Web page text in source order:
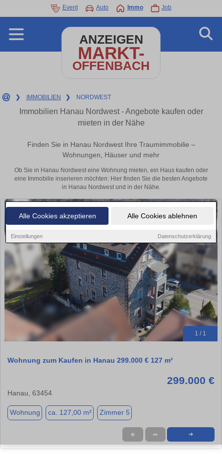
Alle Cookies akzeptieren Alle Cookies ablehnen
Einstellungen Datenschutzerklärung
Event Auto Immo Job
ANZEIGEN
MARKT-
OFFENBACH
❯ IMMOBILIEN ❯ NORDWEST
Immobilien Hanau Nordwest - Angebote kaufen oder
mieten in der Nähe
Finden Sie in Hanau Nordwest Ihre Traumimmobilie –
Wohnungen, Häuser und mehr
Ob Sie in Hanau Nordwest eine Wohnung mieten, ein Haus kaufen oder
eine Immobilie inserieren möchten: Hier finden Sie die besten Angebote
in Hanau Nordwest und in der Nähe.
1 / 1
Wohnung zum Kaufen in Hanau 299.000 € 127 m²
299.000 €
Hanau, 63454
Wohnung ca. 127,00 m² Zimmer 5
★ ➦ ➜